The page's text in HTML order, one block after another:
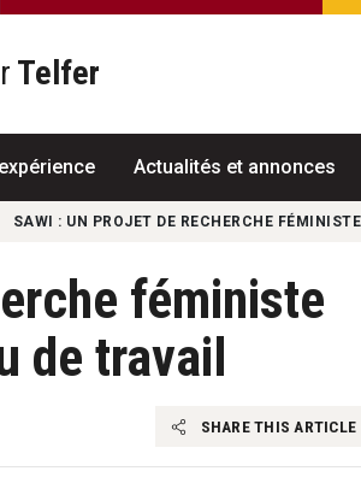
Telfer
Actualités et annonces
SAWI : UN PROJET DE RECHERCHE
féministe
de travail
SHARE THIS ARTICLE